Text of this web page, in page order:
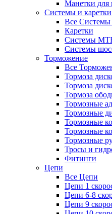
Манетки для
Системы и каретки
Все Системы
Каретки
Системы
Системы
Торможение
Все
Тормоза
Тормоза
Тормоза
Тормозные
Тормозные
Тормозные
Тормозные
Тормозные
Тросы и
Фитинги
Цепи
Все Цепи
Цепи 1
Цепи 6-8
Цепи 9